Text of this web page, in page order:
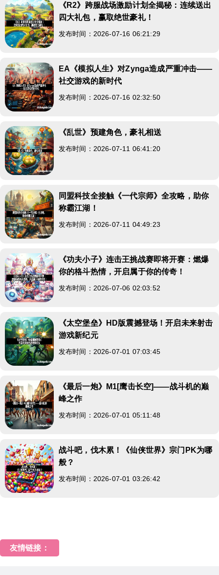
《R2》跨服战场激励计划全揭秘：连续送出
四大礼包，赢取绝世豪礼！
发布时间：2026-07-16 06:21:29
EA《模拟人生》对Zynga造成严重冲击——
社交游戏的新时代
发布时间：2026-07-16 02:32:50
《乱世》预建角色，豪礼相送
发布时间：2026-07-11 06:41:20
同盟科技全接触《一代宗师》全攻略，助你
称霸江湖！
发布时间：2026-07-11 04:49:23
《功夫小子》连击王挑战赛即将开赛：燃爆
你的格斗热情，开启属于你的传奇！
发布时间：2026-07-06 02:03:52
《太空堡垒》HD版震撼登场！开启未来射击
游戏新纪元
发布时间：2026-07-01 07:03:45
《最后一炮》M1[鹰击长空]——战斗机的巅
峰之作
发布时间：2026-07-01 05:11:48
战斗吧，伐木累！《仙侠世界》宗门PK为哪
般？
发布时间：2026-07-01 03:26:42
友情链接：